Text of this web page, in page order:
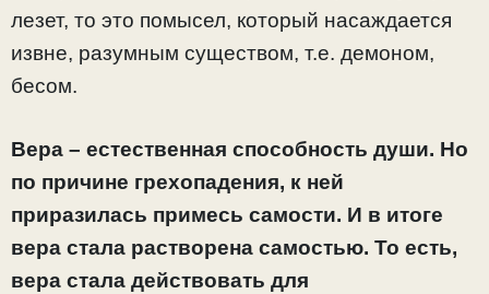
лезет, то это помысел, который насаждается
извне, разумным существом, т.е. демоном,
бесом.
Вера – естественная способность души. Но
по причине грехопадения, к ней
приразилась примесь самости. И в итоге
вера стала растворена самостью. То есть,
вера стала действовать для